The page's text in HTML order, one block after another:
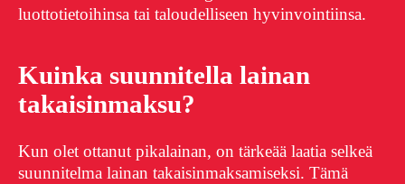
luottotietoihinsa tai taloudelliseen hyvinvointiinsa.
Kuinka suunnitella lainan
takaisinmaksu?
Kun olet ottanut pikalainan, on tärkeää laatia selkeä
suunnitelma lainan takaisinmaksamiseksi. Tämä